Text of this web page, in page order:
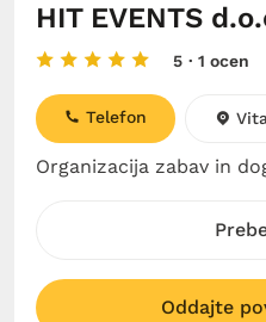
HIT EVENTS
5 · 1 ocen
Organizacija zabav in
Telefon
Oddajte